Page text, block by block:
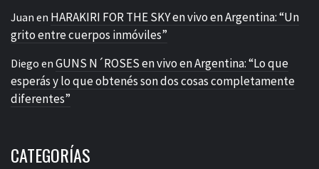
Juan en HARAKIRI FOR THE SKY en vivo en Argentina: “Un
grito entre cuerpos inmóviles”
Diego en GUNS N´ROSES en vivo en Argentina: “Lo que
esperás y lo que obtenés son dos cosas completamente
diferentes”
CATEGORÍAS